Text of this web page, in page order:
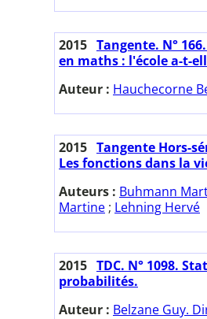
2015 Tangente. N°
en maths : l'école a-t-
Auteur : Hauchecorne
2015 Tangente Hors-
Les fonctions dans la
Auteurs : Buhmann
Martine ; Lehning Hervé
2015 TDC. N° 1098.
probabilités.
Auteur : Belzane Guy.